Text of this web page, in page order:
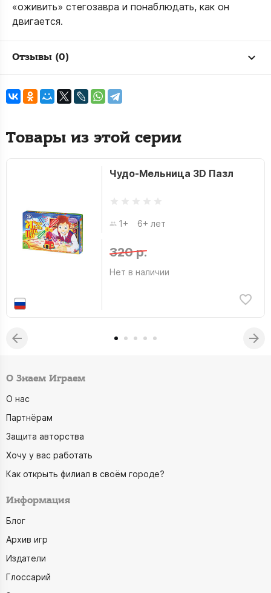
«оживить» стегозавра и понаблюдать, как он
двигается.
Отзывы (0)
Товары из этой серии
Чудо-Мельница 3D Пазл
1+ 6+ лет
320 р.
Нет в наличии
О Знаем Играем
О нас
Партнёрам
Защита авторства
Хочу у вас работать
Как открыть филиал в своём городе?
Информация
Блог
Архив игр
Издатели
Глоссарий